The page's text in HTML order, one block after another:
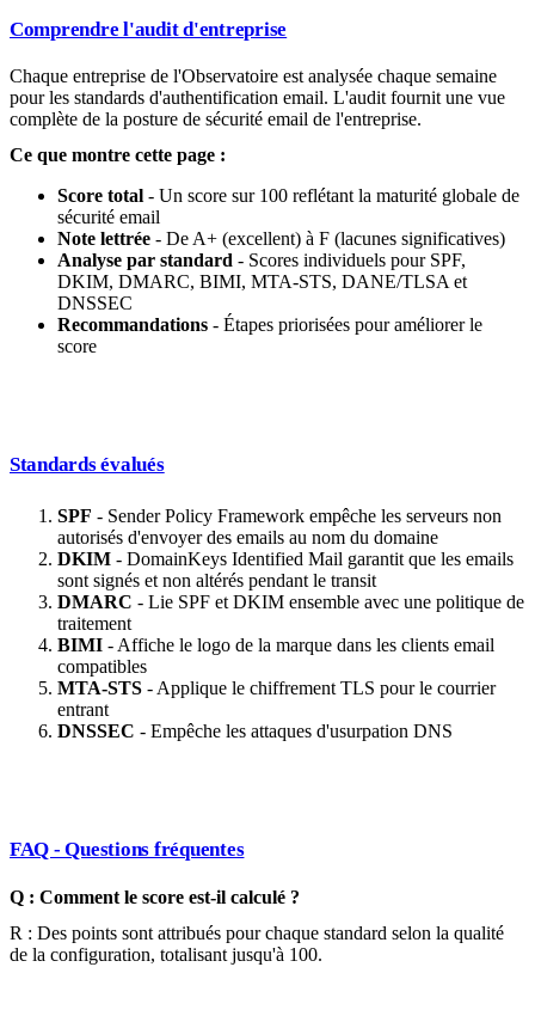
Comprendre l'audit d'entreprise
Chaque entreprise de l'Observatoire est analysée chaque semaine
pour les standards d'authentification email. L'audit fournit une vue
complète de la posture de sécurité email de l'entreprise.
Ce que montre cette page :
Score total - Un score sur 100 reflétant la maturité globale de
sécurité email
Note lettrée - De A+ (excellent) à F (lacunes significatives)
Analyse par standard - Scores individuels pour SPF,
DKIM, DMARC, BIMI, MTA-STS, DANE/TLSA et
DNSSEC
Recommandations - Étapes priorisées pour améliorer le
score
Standards évalués
SPF - Sender Policy Framework empêche les serveurs non
autorisés d'envoyer des emails au nom du domaine
DKIM - DomainKeys Identified Mail garantit que les emails
sont signés et non altérés pendant le transit
DMARC - Lie SPF et DKIM ensemble avec une politique de
traitement
BIMI - Affiche le logo de la marque dans les clients email
compatibles
MTA-STS - Applique le chiffrement TLS pour le courrier
entrant
DNSSEC - Empêche les attaques d'usurpation DNS
FAQ - Questions fréquentes
Q : Comment le score est-il calculé ?
R : Des points sont attribués pour chaque standard selon la qualité
de la configuration, totalisant jusqu'à 100.